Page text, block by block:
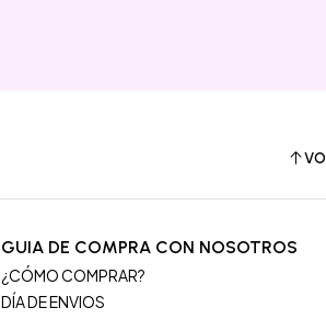
GUIA DE COMPRA CON NOSOTROS
¿CÓMO COMPRAR?
DÍA DE ENVIOS